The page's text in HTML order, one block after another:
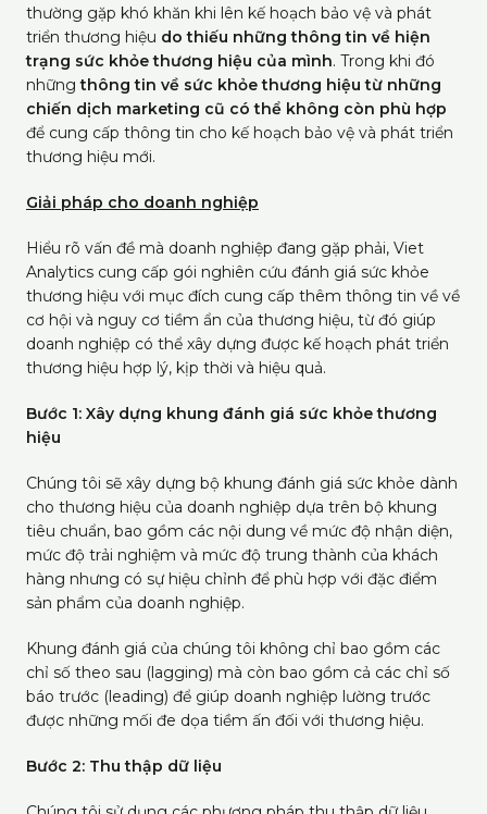
thường gặp khó khăn khi lên kế hoạch bảo vệ và phát
triển thương hiệu do thiếu những thông tin về hiện
trạng sức khỏe thương hiệu của mình. Trong khi đó
những thông tin về sức khỏe thương hiệu từ những
chiến dịch marketing cũ có thể không còn phù hợp
để cung cấp thông tin cho kế hoạch bảo vệ và phát triển
thương hiệu mới.
Giải pháp cho doanh nghiệp
Hiểu rõ vấn đề mà doanh nghiệp đang gặp phải, Viet
Analytics cung cấp gói nghiên cứu đánh giá sức khỏe
thương hiệu với mục đích cung cấp thêm thông tin về về
cơ hội và nguy cơ tiềm ẩn của thương hiệu, từ đó giúp
doanh nghiệp có thể xây dựng được kế hoạch phát triển
thương hiệu hợp lý, kịp thời và hiệu quả.
Bước 1: Xây dựng khung đánh giá sức khỏe thương
hiệu
Chúng tôi sẽ xây dựng bộ khung đánh giá sức khỏe dành
cho thương hiệu của doanh nghiệp dựa trên bộ khung
tiêu chuẩn, bao gồm các nội dung về mức độ nhận diện,
mức độ trải nghiệm và mức độ trung thành của khách
hàng nhưng có sự hiệu chỉnh để phù hợp với đặc điểm
sản phẩm của doanh nghiệp.
Khung đánh giá của chúng tôi không chỉ bao gồm các
chỉ số theo sau (lagging) mà còn bao gồm cả các chỉ số
báo trước (leading) để giúp doanh nghiệp lường trước
được những mối đe dọa tiềm ấn đối với thương hiệu.
Bước 2: Thu thập dữ liệu